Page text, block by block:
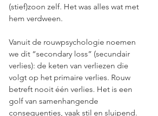
(stief)zoon zelf. Het was alles wat met
hem verdween.
Vanuit de rouwpsychologie noemen
we dit “secondary loss” (secundair
verlies): de keten van verliezen die
volgt op het primaire verlies. Rouw
betreft nooit één verlies. Het is een
golf van samenhangende
consequenties, vaak stil en sluipend.